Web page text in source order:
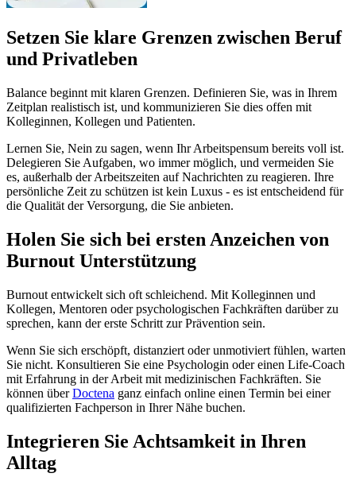
Setzen Sie klare Grenzen zwischen Beruf
und Privatleben
Balance beginnt mit klaren Grenzen. Definieren Sie, was in Ihrem
Zeitplan realistisch ist, und kommunizieren Sie dies offen mit
Kolleginnen, Kollegen und Patienten.
Lernen Sie, Nein zu sagen, wenn Ihr Arbeitspensum bereits voll ist.
Delegieren Sie Aufgaben, wo immer möglich, und vermeiden Sie
es, außerhalb der Arbeitszeiten auf Nachrichten zu reagieren. Ihre
persönliche Zeit zu schützen ist kein Luxus - es ist entscheidend für
die Qualität der Versorgung, die Sie anbieten.
Holen Sie sich bei ersten Anzeichen von
Burnout Unterstützung
Burnout entwickelt sich oft schleichend. Mit Kolleginnen und
Kollegen, Mentoren oder psychologischen Fachkräften darüber zu
sprechen, kann der erste Schritt zur Prävention sein.
Wenn Sie sich erschöpft, distanziert oder unmotiviert fühlen, warten
Sie nicht. Konsultieren Sie eine Psychologin oder einen Life-Coach
mit Erfahrung in der Arbeit mit medizinischen Fachkräften. Sie
können überDoctena ganz einfach online einen Termin bei einer
qualifizierten Fachperson in Ihrer Nähe buchen.
Integrieren Sie Achtsamkeit in Ihren
Alltag